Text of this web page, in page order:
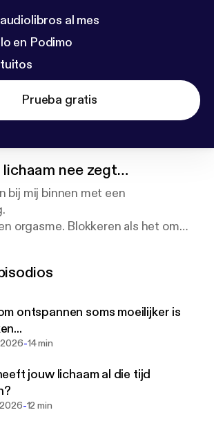
al mes
en Podimo
Prueba gratis
nee zegt…
bij mij binnen met een
orgasme. Blokkeren als het om
maar hun lichaam zegt nee.
is zelden alleen een
het zenuwstelsel. In spanning die
seks- & hypnotherapeut.
en
ontspannen soms moeilijker is
-14 min
jouw lichaam al die tijd
-12 min